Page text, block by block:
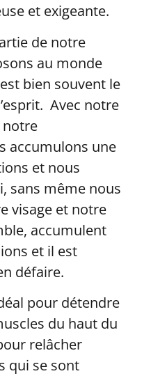
et exigeante.
de notre
au monde
bien souvent le
Avec notre
notre
accumulons une
et nous
sans même nous
visage et notre
accumulent
et il est
défaire.
pour détendre
du haut du
relâcher
qui se sont